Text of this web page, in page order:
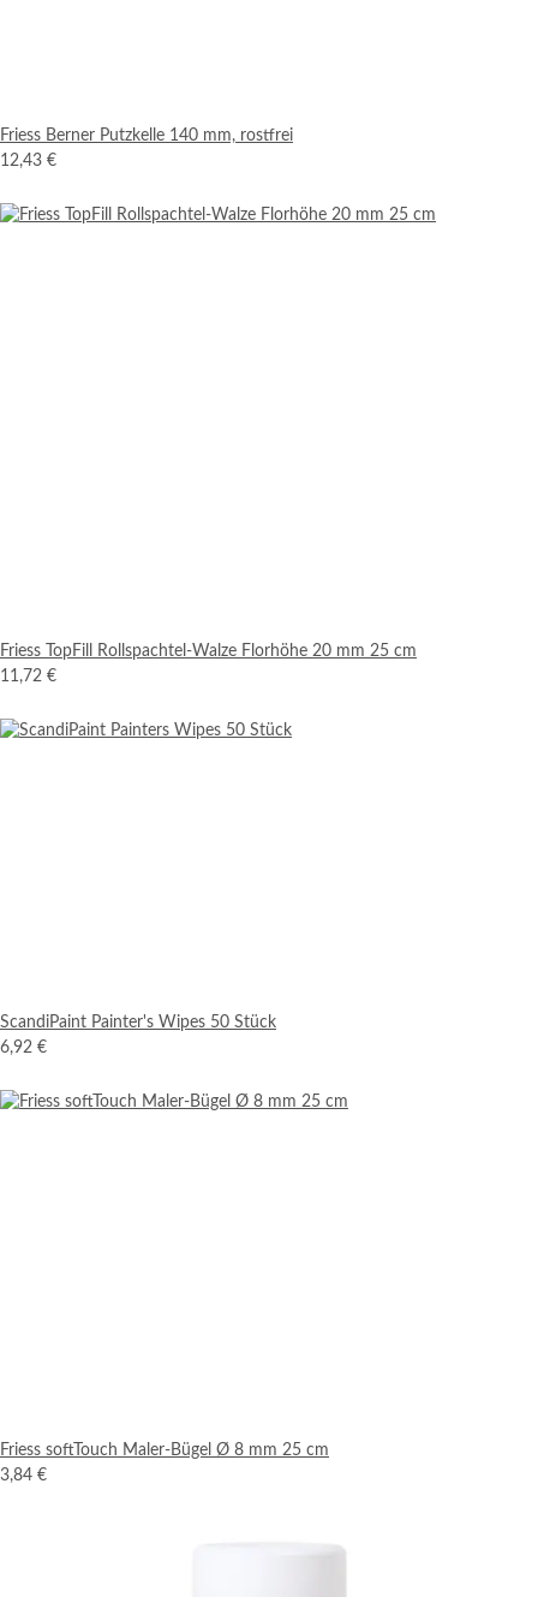
Friess Berner Putzkelle 140 mm, rostfrei
12,43 €
Friess TopFill Rollspachtel-Walze Florhöhe 20 mm 25 cm
11,72 €
ScandiPaint Painter's Wipes 50 Stück
6,92 €
Friess softTouch Maler-Bügel Ø 8 mm 25 cm
3,84 €